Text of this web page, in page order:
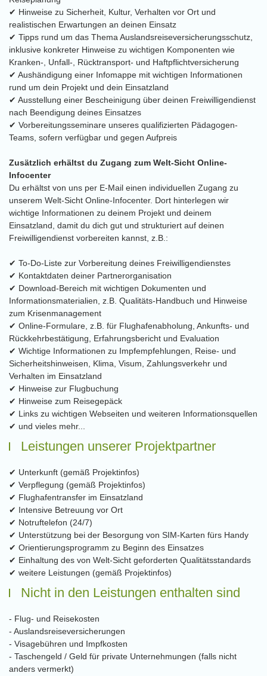
✔ Hinweise zu Sicherheit, Kultur, Verhalten vor Ort und
realistischen Erwartungen an deinen Einsatz
✔ Tipps rund um das Thema Auslandsreiseversicherungsschutz,
inklusive konkreter Hinweise zu wichtigen Komponenten wie
Kranken-, Unfall-, Rücktransport- und Haftpflichtversicherung
✔ Aushändigung einer Infomappe mit wichtigen Informationen
rund um dein Projekt und dein Einsatzland
✔ Ausstellung einer Bescheinigung über deinen Freiwilligendienst
nach Beendigung deines Einsatzes
✔ Vorbereitungsseminare unseres qualifizierten Pädagogen-
Teams, sofern verfügbar und gegen Aufpreis
Zusätzlich erhältst du Zugang zum Welt-Sicht Online-
Infocenter
Du erhältst von uns per E-Mail einen individuellen Zugang zu
unserem Welt-Sicht Online-Infocenter. Dort hinterlegen wir
wichtige Informationen zu deinem Projekt und deinem
Einsatzland, damit du dich gut und strukturiert auf deinen
Freiwilligendienst vorbereiten kannst, z.B.:
✔ To-Do-Liste zur Vorbereitung deines Freiwilligendienstes
✔ Kontaktdaten deiner Partnerorganisation
✔ Download-Bereich mit wichtigen Dokumenten und
Informationsmaterialien, z.B. Qualitäts-Handbuch und Hinweise
zum Krisenmanagement
✔ Online-Formulare, z.B. für Flughafenabholung, Ankunfts- und
Rückkehrbestätigung, Erfahrungsbericht und Evaluation
✔ Wichtige Informationen zu Impfempfehlungen, Reise- und
Sicherheitshinweisen, Klima, Visum, Zahlungsverkehr und
Verhalten im Einsatzland
✔ Hinweise zur Flugbuchung
✔ Hinweise zum Reisegepäck
✔ Links zu wichtigen Webseiten und weiteren Informationsquellen
✔ und vieles mehr...
Leistungen unserer Projektpartner
✔ Unterkunft (gemäß Projektinfos)
✔ Verpflegung (gemäß Projektinfos)
✔ Flughafentransfer im Einsatzland
✔ Intensive Betreuung vor Ort
✔ Notruftelefon (24/7)
✔ Unterstützung bei der Besorgung von SIM-Karten fürs Handy
✔ Orientierungsprogramm zu Beginn des Einsatzes
✔ Einhaltung des von Welt-Sicht geforderten Qualitätsstandards
✔ weitere Leistungen (gemäß Projektinfos)
Nicht in den Leistungen enthalten sind
- Flug- und Reisekosten
- Auslandsreiseversicherungen
- Visagebühren und Impfkosten
- Taschengeld / Geld für private Unternehmungen (falls nicht
anders vermerkt)